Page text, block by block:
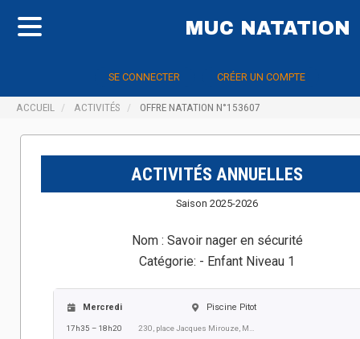
MUC NATATION
SE CONNECTER CRÉER UN COMPTE
ACCUEIL ACTIVITÉS OFFRE NATATION N°153607
ACTIVITÉS ANNUELLES
Saison 2025-2026
Nom : Savoir nager en sécurité
Catégorie: - Enfant Niveau 1
Mercredi
17h35 – 18h20
Piscine Pitot